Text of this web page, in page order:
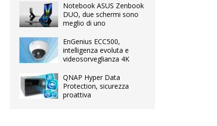
Notebook ASUS Zenbook
DUO, due schermi sono
meglio di uno
EnGenius ECC500,
intelligenza evoluta e
videosorveglianza 4K
QNAP Hyper Data
Protection, sicurezza
proattiva